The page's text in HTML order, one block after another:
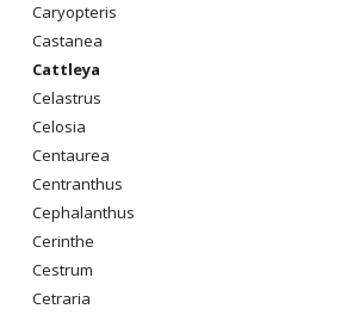
Caryopteris
Castanea
Cattleya
Celastrus
Celosia
Centaurea
Centranthus
Cephalanthus
Cerinthe
Cestrum
Cetraria